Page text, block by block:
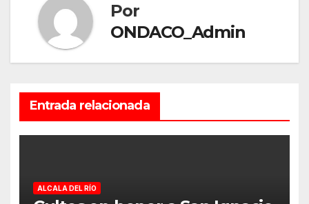
Por
ONDACO_Admin
Entrada relacionada
ALCALA DEL RÍO